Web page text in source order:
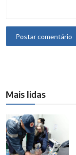
Postar comentário
Mais lidas